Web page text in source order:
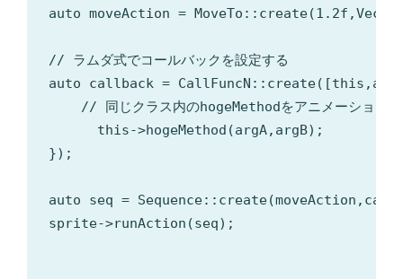
auto moveAction =
// ラムダ式でコールバックを設定する
auto callback =
// 同じクラス内のhogeMethodをアニメーション終
      this->hogeMethod(argA,argB);
});
auto seq =
sprite->runAction(seq);